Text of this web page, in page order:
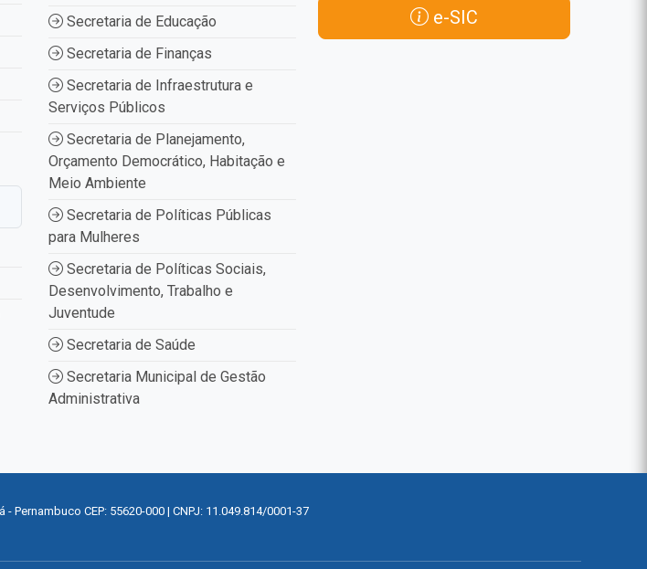
Secretaria de Educação
Secretaria de Finanças
Secretaria de Infraestrutura e
Serviços Públicos
Secretaria de Planejamento,
Orçamento Democrático, Habitação e
Meio Ambiente
Secretaria de Políticas Públicas
para Mulheres
Secretaria de Políticas Sociais,
Desenvolvimento, Trabalho e
Juventude
Secretaria de Saúde
Secretaria Municipal de Gestão
Administrativa
e-SIC
CEP: 55620-000 | CNPJ: 11.049.814/0001-37